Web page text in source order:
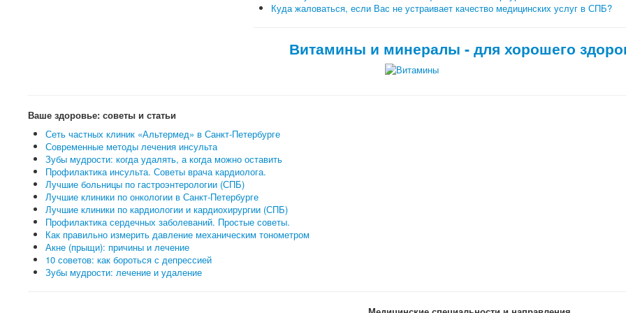
Куда жаловаться, если Вас не устраивает качество медицинских услуг в СПБ?
Витамины и минералы - для хорошего
Ваше здоровье: советы и статьи
Сеть частных клиник «Альтермед» в Санкт-Петербурге
Современные методы лечения инсульта
Зубы мудрости: когда удалять, а когда можно оставить
Профилактика инсульта. Советы врача кардиолога.
Лучшие больницы по гастроэнтерологии (СПБ)
Лучшие клиники по онкологии в Санкт-Петербурге
Лучшие клиники по кардиологии и кардиохирургии (СПБ)
Профилактика сердечных заболеваний. Простые советы.
Как правильно измерить давление механическим тонометром
Акне (прыщи): причины и лечение
10 советов: как бороться с депрессией
Зубы мудрости: лечение и удаление